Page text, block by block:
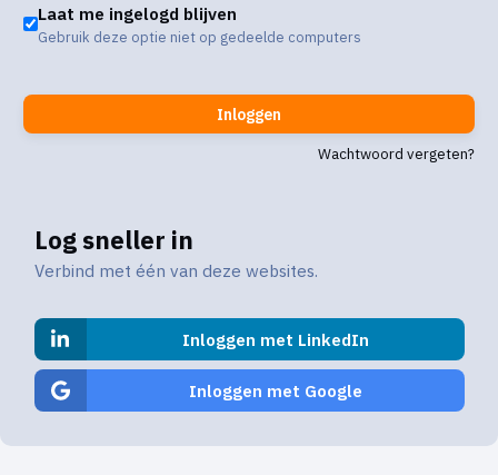
Laat me ingelogd blijven
Gebruik deze optie niet op gedeelde computers
Inloggen
Wachtwoord vergeten?
Log sneller in
Verbind met één van deze websites.
Inloggen met LinkedIn
Inloggen met Google